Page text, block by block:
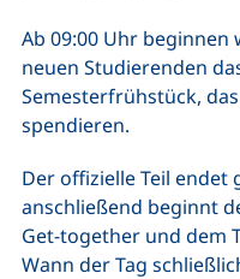
Ab 09:00 Uhr
neuen Studierenden
Semesterfrühstück,
spendieren.
Der offizielle Teil endet
anschließend beginnt
Get-together und dem
Wann der Tag